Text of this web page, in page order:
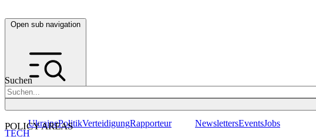
Open sub navigation
Suchen
POLICY AREAS
UkrainePolitikVerteidigungRapporteur NewslettersEventsJobs
TECH